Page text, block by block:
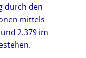
durch den
mittels
2.379 im